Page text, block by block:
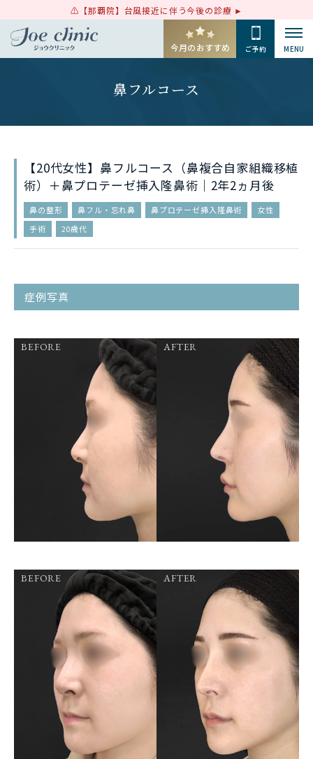
【那覇院】台風接近に伴う今後の診療
今月のおすすめ ご予約 MENU
鼻フルコース
【20代女性】鼻フルコース（鼻複合自家組織移植
術）＋鼻プロテーゼ挿入隆鼻術｜2年2ヵ月後
鼻の整形 鼻フル・忘れ鼻 鼻プロテーゼ挿入隆鼻術
女性
手術
20歳代
症例写真
BEFORE AFTER
BEFORE AFTER